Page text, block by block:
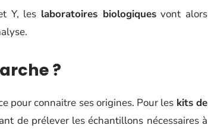
Y, les laboratoires biologiquesvont alors
?
pour connaitre ses origines. Pour les kits de
de prélever les échantillons nécessaires à